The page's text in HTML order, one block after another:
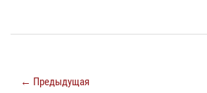
← Предыдущая